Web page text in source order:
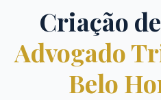
Criação
Advogado
Belo